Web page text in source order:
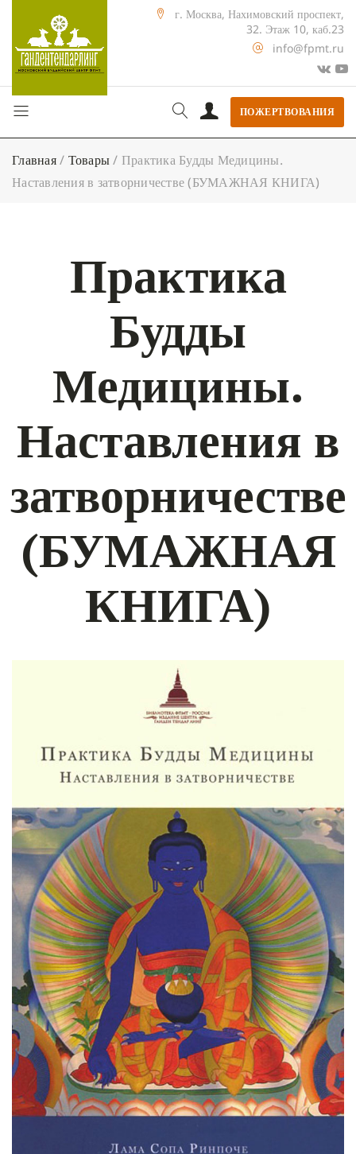
г. Москва, Нахимовский проспект,
32. Этаж 10, каб.23
info@fpmt.ru
ПОЖЕРТВОВАНИЯ
Главная/ Товары/ Практика Будды Медицины.
Наставления в затворничестве (БУМАЖНАЯ КНИГА)
Практика
Будды
Медицины.
Наставления в
затворничестве
(БУМАЖНАЯ
КНИГА)